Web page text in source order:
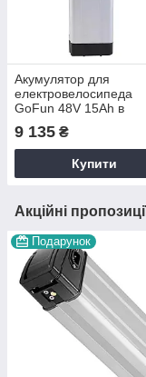
Акумулятор для
електровелосипеда
GoFun 48V 15Ah в
9 135 ₴
Купити
Акційні
Подарунок